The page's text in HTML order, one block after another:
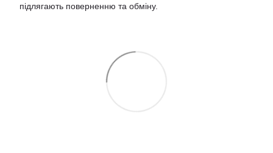
підлягають поверненню та обміну.